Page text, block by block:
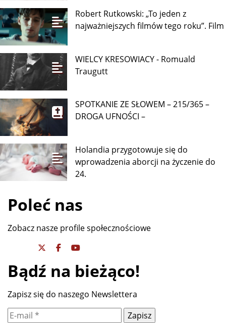
Robert Rutkowski: „To jeden z
najważniejszych filmów tego roku”. Film
WIELCY KRESOWIACY - Romuald
Traugutt
SPOTKANIE ZE SŁOWEM – 215/365 –
DROGA UFNOŚCI –
Holandia przygotowuje się do
wprowadzenia aborcji na życzenie do
24.
Poleć nas
Zobacz nasze profile społecznościowe
Bądź na bieżąco!
Zapisz się do naszego Newslettera